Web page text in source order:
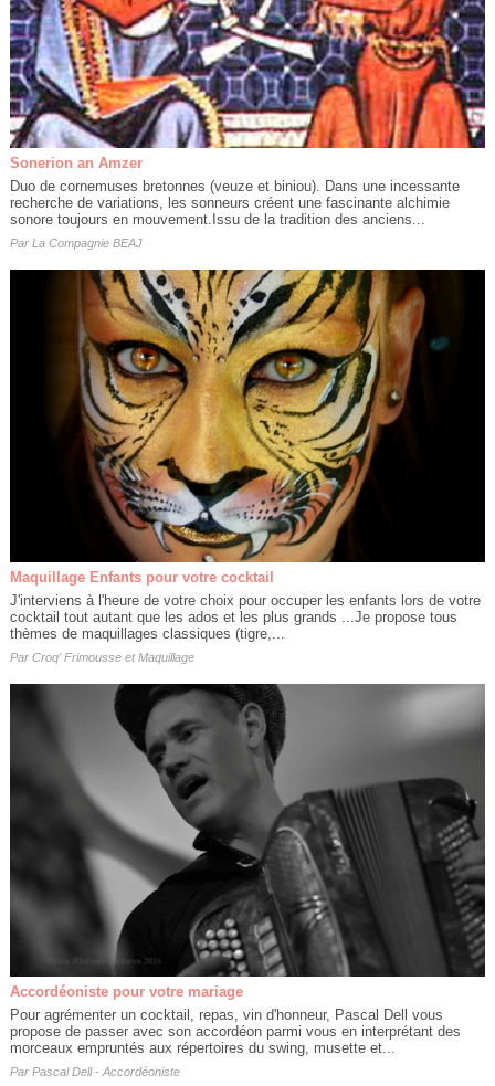
Sonerion an Amzer
Duo de cornemuses bretonnes (veuze et biniou). Dans une incessante
recherche de variations, les sonneurs créent une fascinante alchimie
sonore toujours en mouvement.Issu de la tradition des anciens...
Par La Compagnie BEAJ
Maquillage Enfants pour votre cocktail
J'interviens à l'heure de votre choix pour occuper les enfants lors de votre
cocktail tout autant que les ados et les plus grands ...Je propose tous
thèmes de maquillages classiques (tigre,...
Par Croq' Frimousse et Maquillage
Accordéoniste pour votre mariage
Pour agrémenter un cocktail, repas, vin d'honneur, Pascal Dell vous
propose de passer avec son accordéon parmi vous en interprétant des
morceaux empruntés aux répertoires du swing, musette et...
Par Pascal Dell - Accordéoniste